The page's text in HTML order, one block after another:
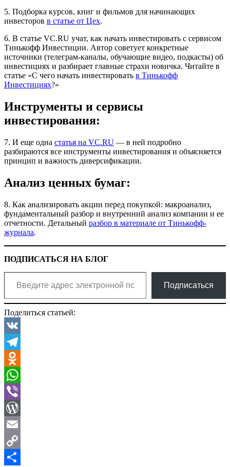
5. Подборка курсов, книг и фильмов для начинающих
инвесторов в статье от Цех.
6. В статье VC.RU учат, как начать инвестировать с сервисом
Тинькофф Инвестиции. Автор советует конкретные
источники (телеграм-каналы, обучающие видео, подкасты) об
инвестициях и разбирает главные страхи новичка. Читайте в
статье «С чего начать инвестировать в Тинькофф
Инвестициях?»
Инструменты и сервисы
инвестирования:
7. И еще одна статья на VC.RU — в ней подробно
разбираются все инструменты инвестирования и объясняется
принцип и важность диверсификации.
Анализ ценных бумаг:
8. Как анализировать акции перед покупкой: макроанализ,
фундаментальный разбор и внутренний анализ компании и ее
отчетности. Детальный разбор в материале от Тинькофф-
журнала.
ПОДПИСАТЬСЯ НА БЛОГ
Введите адрес электронной почты…
Подписаться
Поделиться статьей:
VK
Telegram
Odnoklassniki
WhatsApp
Viber
WordPress
Email
Copy